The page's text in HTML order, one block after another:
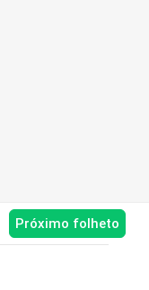
Próximo folheto